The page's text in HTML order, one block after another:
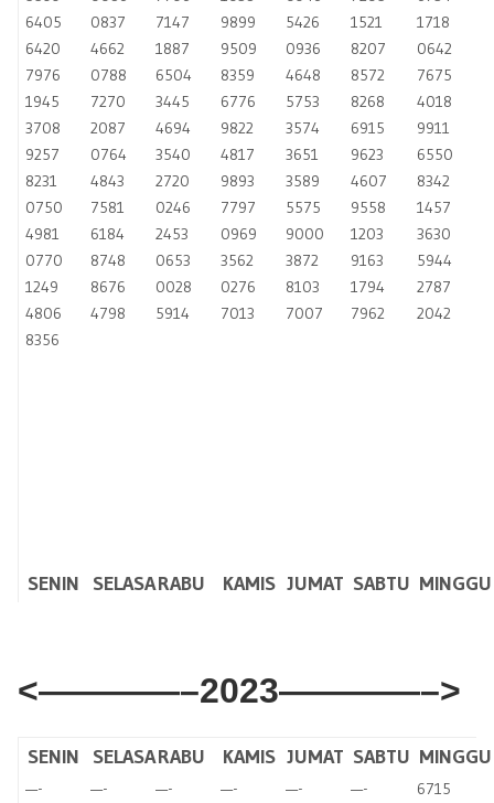
6405
0837 7147 9899 5426 1521
1718
6420
4662 1887 9509 0936 8207
0642
7976
0788 6504 8359 4648 8572
7675
1945
7270 3445 6776 5753 8268
4018
3708
2087 4694 9822 3574 6915
9911
9257
0764 3540 4817 3651 9623
6550
8231
4843 2720 9893 3589 4607
8342
0750
7581 0246 7797 5575 9558
1457
4981
6184 2453 0969 9000 1203
3630
0770
8748 0653 3562 3872 9163
5944
1249
8676 0028 0276 8103 1794
2787
4806
4798 5914 7013 7007 7962
2042
8356
SENIN SELASARABU KAMIS JUMAT SABTU MINGGU
<————–2023————–>
SENIN SELASARABU KAMIS JUMAT SABTU MINGGU
—- —- —- —- —- —-
6715